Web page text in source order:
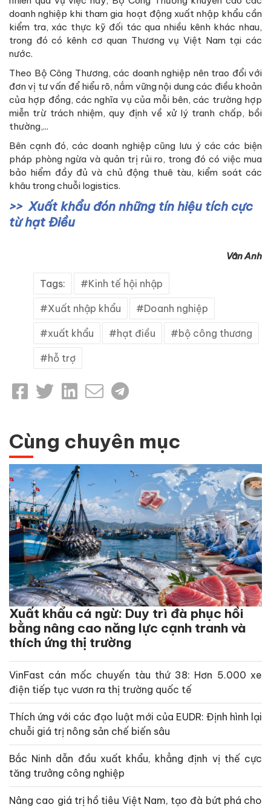
doanh nghiệp khi tham gia hoạt động xuất nhập khẩu cần
kiểm tra, xác thực kỹ đối tác qua nhiều kênh khác nhau,
trong đó có kênh cơ quan Thương vụ Việt Nam tại các
nước.
Theo Bộ Công Thương, các doanh nghiệp nên trao đổi với
đơn vị tư vấn để hiểu rõ, nắm vững nội dung các điều khoản
của hợp đồng, các nghĩa vụ của mỗi bên, các trường hợp
miễn trừ trách nhiệm, quy định về xử lý tranh chấp, bồi
thường,...
Bên cạnh đó, các doanh nghiệp cũng lưu ý các các biện
pháp phòng ngừa và quản trị rủi ro, trong đó có việc mua
bảo hiểm đầy đủ và chủ động thuê tàu, kiểm soát các
khâu trong chuỗi logistics.
Xuất khẩu đón những tín hiệu tích cực
từ hạt Điều
Vân Anh
Tags: Kinh tế hội nhập
Xuất nhập khẩu Doanh nghiệp
xuất khẩu hạt điều bộ công thương
hỗ trợ
Cùng chuyên mục
Xuất khẩu cá ngừ: Duy trì đà phục hồi
bằng nâng cao năng lực cạnh tranh và
thích ứng thị trường
VinFast cán mốc chuyến tàu thứ 38: Hơn 5.000 xe
điện tiếp tục vươn ra thị trường quốc tế
Thích ứng với các đạo luật mới của EUDR: Định hình lại
chuỗi giá trị nông sản chế biến sâu
Bắc Ninh dẫn đầu xuất khẩu, khẳng định vị thế cực
tăng trưởng công nghiệp
Nâng cao giá trị hồ tiêu Việt Nam, tạo đà bứt phá cho